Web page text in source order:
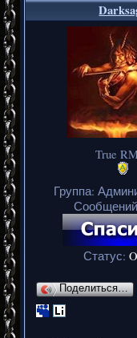
True
Группа:
Статус:
Поделиться…